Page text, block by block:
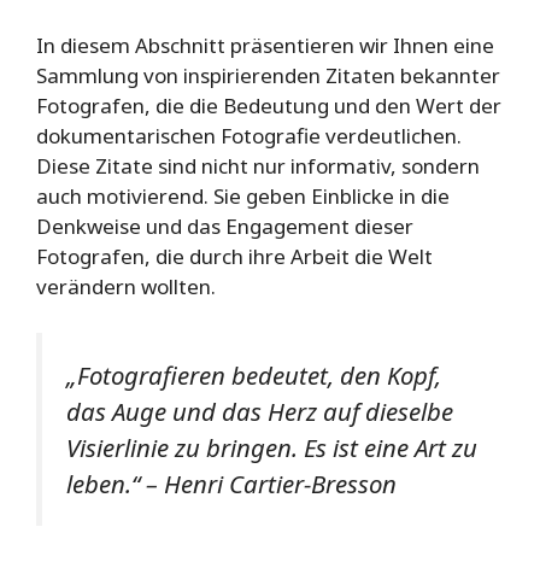
In diesem Abschnitt präsentieren wir Ihnen eine
Sammlung von inspirierenden Zitaten bekannter
Fotografen, die die Bedeutung und den Wert der
dokumentarischen Fotografie verdeutlichen.
Diese Zitate sind nicht nur informativ, sondern
auch motivierend. Sie geben Einblicke in die
Denkweise und das Engagement dieser
Fotografen, die durch ihre Arbeit die Welt
verändern wollten.
„Fotografieren bedeutet, den Kopf,
das Auge und das Herz auf dieselbe
Visierlinie zu bringen. Es ist eine Art zu
leben.“ – Henri Cartier-Bresson